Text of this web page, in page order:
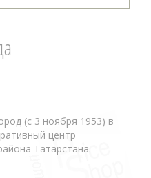
(с 3 ноября 1953) в
центр
Татарстана.